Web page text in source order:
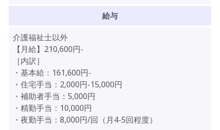
給与
介護福祉士以外
【月給】210,600円-
［内訳］
・基本給：161,600円-
・住宅手当：2,000円-15,000円
・補助者手当：5,000円
・精勤手当：10,000円
・夜勤手当：8,000円/回（月4-5回程度）